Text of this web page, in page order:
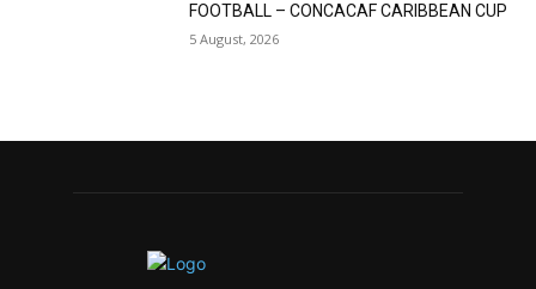
FOOTBALL – CONCACAF CARIBBEAN CUP
5 August, 2026